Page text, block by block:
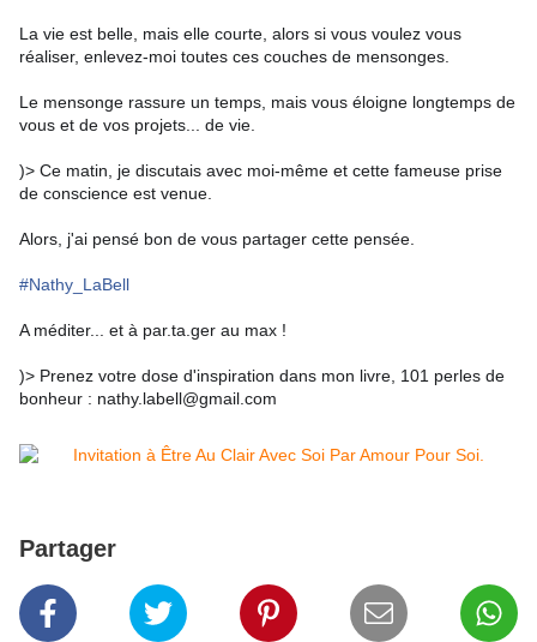
La vie est belle, mais elle courte, alors si vous voulez vous
réaliser, enlevez-moi toutes ces couches de mensonges.
Le mensonge rassure un temps, mais vous éloigne longtemps de
vous et de vos projets... de vie.
)> Ce matin, je discutais avec moi-même et cette fameuse prise
de conscience est venue.
Alors, j'ai pensé bon de vous partager cette pensée.
#Nathy_LaBell
A méditer... et à par.ta.ger au max !
)> Prenez votre dose d'inspiration dans mon livre, 101 perles de
bonheur : nathy.labell@gmail.com
Partager